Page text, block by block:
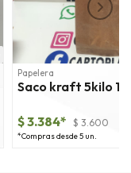
Papelera
Saco kraft 5kilo
$ 3.384* $ 3.600
*Compras desde 5 un.